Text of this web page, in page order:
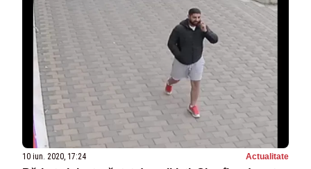
10 iun. 2020, 17:24 Actualitate